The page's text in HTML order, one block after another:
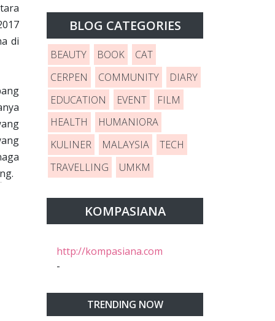
di
BLOG CATEGORIES
BEAUTY BOOK
CAT
CERPEN
COMMUNITY
DIARY
EDUCATION
EVENT
FILM
HEALTH
HUMANIORA
KULINER
MALAYSIA
TECH
TRAVELLING
UMKM
KOMPASIANA
http://kompasiana.com
-
TRENDING NOW